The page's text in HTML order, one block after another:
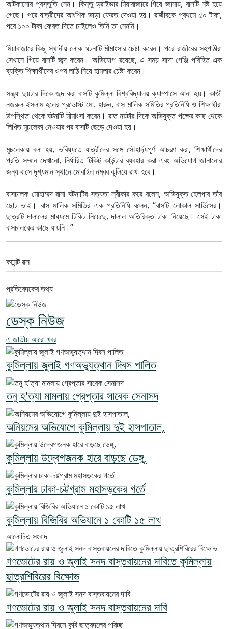
আটকানোর প্রস্তুতি নেন। কিন্তু ড্রাইভার মিয়াবাজারে গিয়ে জানায়, বাসটি নষ্ট হয়ে
গেছে। পরে যাত্রীদের আংশিক ভাড়া ফেরত দেওয়া হয়। রাজীবকে প্রথমে ৫০ টাকা,
পরে ১০০ টাকা ফেরত দিতে চাইলেও তিনি তা নেননি।
মিয়াবাজারে কিছু স্থানীয় লোক ঘটনাটি মীমাংসার চেষ্টা করেন। পরে রাজীবের সহপাঠীরা
সেখানে গিয়ে বাসটি জব্দ করেন। অভিযোগ রয়েছে, এ সময় সাদা গেঞ্জি পরিহিত এক
ব্যক্তি শিক্ষার্থীদের ওপর লাঠি নিয়ে হামলার চেষ্টা করেন।
সন্ধ্যা ছয়টার দিকে জব্দ করা বাসটি কুমিল্লা বিশ্ববিদ্যালয় ক্যাম্পাসে আনা হয়। কাজী
নজরুল ইসলাম হলের প্রভোস্ট মো. হারুন, বাস মালিক সমিতির প্রতিনিধি ও শিক্ষার্থীরা
উপস্থিত থেকে ঘটনাটি মীমাংসা করেন। রাত নয়টার দিকে অভিযুক্ত পক্ষের কাছ থেকে
লিখিত মুচলেকা নেওয়ার পর বাসটি ছেড়ে দেওয়া হয়।
মুচলেকায় বলা হয়, ভবিষ্যতে যাত্রীদের সঙ্গে সৌহার্দ্যপূর্ণ আচরণ করা, শিক্ষার্থীদের
প্রতি সম্মান দেখানো, নির্ধারিত টিকিট কাউন্টার ব্যবহার করা এবং অভিযোগ জানানোর
জন্য বাসে দৃশ্যমান স্থানে মোবাইল নম্বর ঝুলিয়ে রাখা হবে।
বাসচালক মোহাম্মদ রানা ঘটনাটির সত্যতা স্বীকার করে বলেন, অভিযুক্ত হেলপার তাঁর
ছোট ভাই। বাস মালিক সমিতির এক প্রতিনিধি বলেন, “বাসটি লোকাল সার্ভিসের।
ছাত্রটি দালালের মাধ্যমে টিকিট নিয়েছে, দালাল অতিরিক্ত টাকা নিয়েছে। সেই টাকা
বাসচালকের কাছে যায়নি।”
কমেন্ট বক্স
প্রতিবেদকের তথ্য
ডেস্ক নিউজ
এ জাতীয় আরো খবর
কুমিল্লায় জুলাই গণঅভ্যুত্থান দিবস পালিত
তনু হ'ত্যা মামলায় গ্রেপ্তার সাবেক সেনাসদ
অনিয়মের অভিযোগে কুমিল্লায় দুই হাসপাতাল,
কুমিল্লায় উদ্বেগজনক হারে বাড়ছে ডেঙ্গু,
কুমিল্লার ঢাকা-চট্টগ্রাম মহাসড়কের গর্তে
কুমিল্লায় বিজিবির অভিযানে ১ কোটি ১৫ লাখ
আলোচিত সংবাদ
গণভোটের রায় ও জুলাই সনদ বাস্তবায়নের দাবিতে কুমিল্লায়
ছাত্রশিবিরের বিক্ষোভ
গণভোটের রায় ও জুলাই সনদ বাস্তবায়নের দাবি